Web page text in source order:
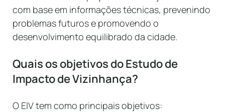
com base em informações técnicas, prevenindo
problemas futuros e promovendo o
desenvolvimento equilibrado da cidade.
Quais os objetivos do Estudo de
Impacto de Vizinhança?
O EIV tem como principais objetivos: